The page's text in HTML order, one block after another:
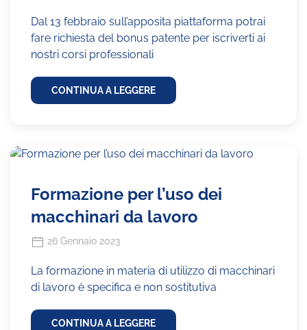
Dal 13 febbraio sull’apposita piattaforma potrai
fare richiesta del bonus patente per iscriverti ai
nostri corsi professionali
CONTINUA A LEGGERE
Formazione per l’uso dei
macchinari da lavoro
26 Gennaio 2023
La formazione in materia di utilizzo di macchinari
di lavoro è specifica e non sostitutiva
CONTINUA A LEGGERE